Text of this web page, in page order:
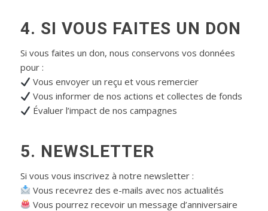
4. SI VOUS FAITES UN DON
Si vous faites un don, nous conservons vos données
pour :
Vous envoyer un reçu et vous remercier
Vous informer de nos actions et collectes de fonds
Évaluer l’impact de nos campagnes
5. NEWSLETTER
Si vous vous inscrivez à notre newsletter :
Vous recevrez des e-mails avec nos actualités
Vous pourrez recevoir un message d’anniversaire